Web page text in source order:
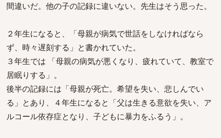
間違いだ。他の子の記録に違いない。先生はそう思った。
２年生になると、「母親が病気で世話をしなければなら
ず、時々遅刻する」と書かれていた。
３年生では 「母親の病気が悪くなり、疲れていて、教室で
居眠りする」。
後半の記録には「母親が死亡。希望を失い、悲しんでい
る」とあり、４年生になると「父は生きる意欲を失い、ア
ルコール依存症となり、子どもに暴力をふるう」。